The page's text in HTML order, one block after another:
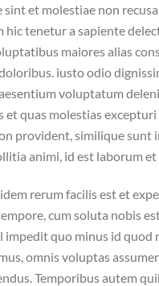
sint et molestiae non
hic tenetur a sapiente
maiores alias
iusto odio
voluptatum
et quas molestias
provident, similique sunt
animi, id est laborum
rerum facilis est et
cum soluta nobis
impedit quo minus id quod
omnis voluptas
Temporibus autem